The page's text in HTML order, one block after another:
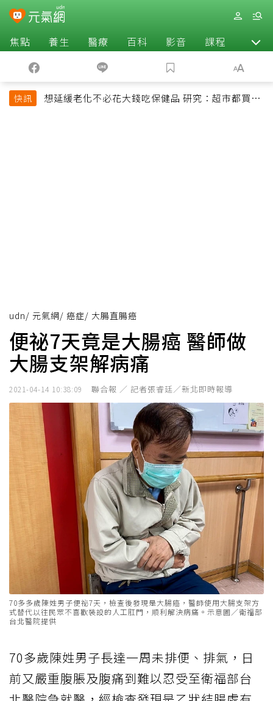
焦點 養生 醫療 百科 影音 課程 退休
快訊
想延緩老化不必花大錢吃保健品 研究：超市都買得
udn/ 元氣網/ 癌症/ 大腸直腸癌
便祕7天竟是大腸癌 醫師做
大腸支架解病痛
2021-04-14 10:38:09 聯合報 ／ 記者張睿廷／新北即時報導
70多多歲陳姓男子便祕7天，檢查後發現是大腸癌，醫師使用大腸支架方
式替代以往民眾不喜歡裝設的人工肛門，順利解決病痛。示意圖／衛福部
台北醫院提供
70多歲陳姓男子長達一周未排便、排氣，日
前又嚴重腹脹及腹痛到難以忍受至衛福部台